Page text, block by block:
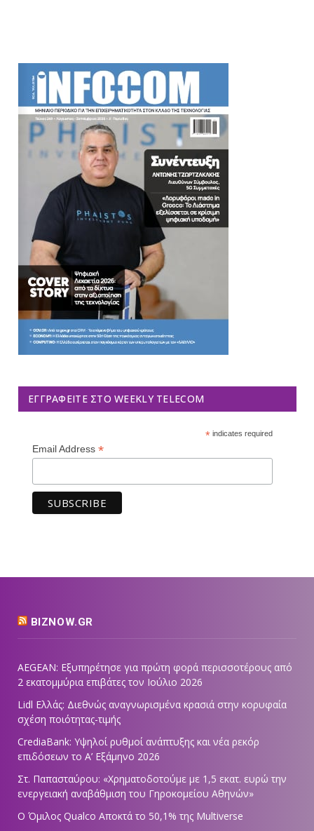
ΕΓΓΡΑΦΕΊΤΕ ΣΤΟ WEEKLY TELECOM
*indicates required
Email Address *
BIZNOW.GR
AEGEAN: Εξυπηρέτησε για πρώτη φορά περισσοτέρους από
2 εκατομμύρια επιβάτες τον Ιούλιο 2026
Lidl Ελλάς: Διεθνώς αναγνωρισμένα κρασιά στην κορυφαία
σχέση ποιότητας-τιμής
CrediaBank: Υψηλοί ρυθμοί ανάπτυξης και νέα ρεκόρ
επιδόσεων το Α’ Εξάμηνο 2026
Στ. Παπασταύρου: «Χρηματοδοτούμε με 1,5 εκατ. ευρώ την
ενεργειακή αναβάθμιση του Γηροκομείου Αθηνών»
Ο Όμιλος Qualco Αποκτά το 50,1% της Multiverse